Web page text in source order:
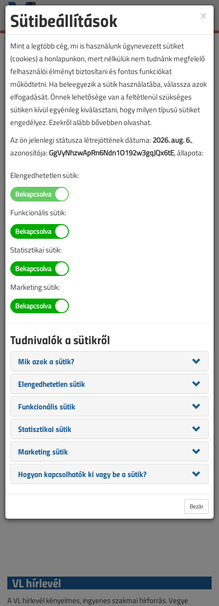
Toggle
Kiss Krisztián
1184 |
Kiss Krisztián cikkei
Villamosság és masszázskádak?
2011. június 1. | 7950
2011. júniusi lapszám
VL hírlevél
A VL hírlevél kényelmes, ingyenes szakmai hírforrás. Vegye
×
Sütibeállítások
Mint a legtöbb cég, mi is használunk úgynevezett sütiket
(cookies) a honlapunkon, mert nélkülük nem tudnánk megfelelő
felhasználói élményt biztosítani és fontos funkciókat
működtetni. Ha beleegyezik a sütik használatába, válassza azok
elfogadását. Önnek lehetősége van a feltétlenül szükséges
sütiken kívül egyénileg kiválasztani, hogy milyen típusú sütiket
engedélyez. Ezekről alább bővebben olvashat.
Az ön jelenlegi státusza létrejöttének dátuma:2026. aug. 6.,
azonosítója:GgVyNhzwApRn6Ndn1O192w3gqJQx6tE, állapota:
Elengedhetetlen sütik:
Funkcionális sütik:
Statisztikai sütik:
Marketing sütik:
Tudnivalók a sütikről
Mik azok a sütik?
Elengedhetetlen sütik
Funkcionális sütik
Statisztikai sütik
Marketing sütik
Hogyan kapcsolhatók ki vagy be a sütik?
Bezár